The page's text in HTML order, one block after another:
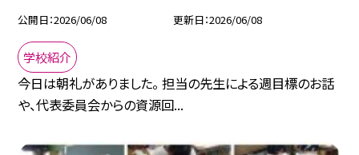
公開日 2026/06/08 更新日 2026/06/08
学校紹介
今日は朝礼がありました。 担当の先生による週目標のお話
や、代表委員会からの資源回...